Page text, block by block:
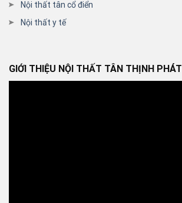
Nội thất tân cổ điển
Nội thất y tế
GIỚI THIỆU NỘI THẤT TÂN THỊNH PHÁT